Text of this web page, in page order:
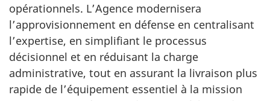
opérationnels. L’Agence modernisera
l’approvisionnement en défense en centralisant
l’expertise, en simplifiant le processus
décisionnel et en réduisant la charge
administrative, tout en assurant la livraison plus
rapide de l’équipement essentiel à la mission